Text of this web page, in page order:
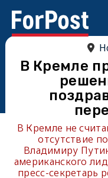
В Кремле
В Кремле не
отсутствие
Владимиру
американского
пресс-секретарь